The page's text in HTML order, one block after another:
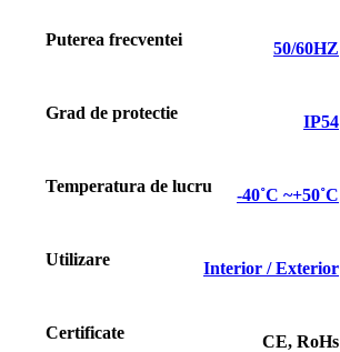
Puterea frecventei 50/60HZ
Grad de protectie IP54
Temperatura de lucru -40˚C ~+50˚C
Utilizare Interior / Exterior
Certificate CE, RoHs